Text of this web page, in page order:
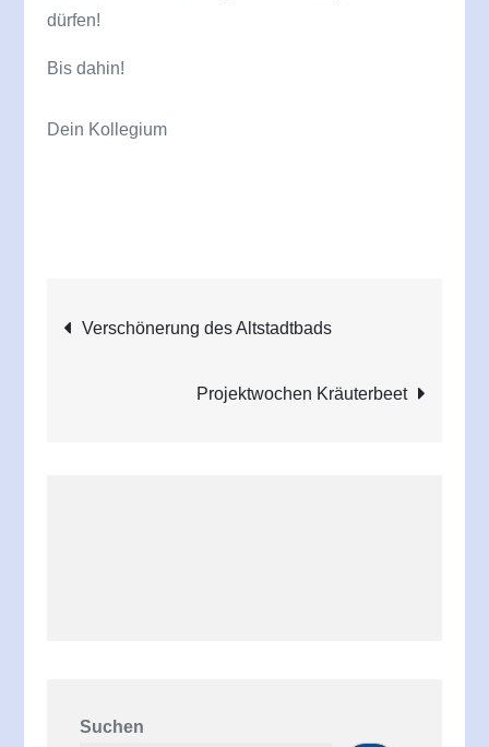
dürfen!
Bis dahin!
Dein Kollegium
Beitragsnavigation
Verschönerung des Altstadtbads
Projektwochen Kräuterbeet
Suchen